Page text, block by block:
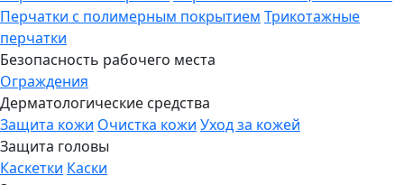
Перчатки с полимерным покрытием Трикотажные
перчатки
Безопасность рабочего места
Ограждения
Дерматологические средства
Защита кожи Очистка кожи Уход за кожей
Защита головы
Каскетки Каски